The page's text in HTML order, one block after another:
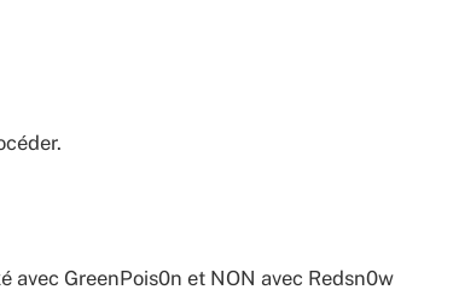
avec GreenPois0n et NON avec Redsn0w